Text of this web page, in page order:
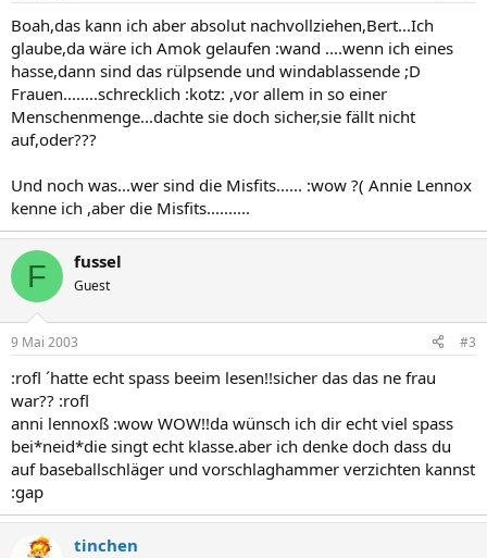
Boah,das kann ich aber absolut nachvollziehen,Bert...Ich
glaube,da wäre ich Amok gelaufen :wand ....wenn ich eines
hasse,dann sind das rülpsende und windablassende ;D
Frauen........schrecklich :kotz: ,vor allem in so einer
Menschenmenge...dachte sie doch sicher,sie fällt nicht
auf,oder???
Und noch was...wer sind die Misfits...... :wow ?( Annie Lennox
kenne ich ,aber die Misfits..........
F fussel
Guest
9 Mai 2003 #3
:rofl ´hatte echt spass beeim lesen!!sicher das das ne frau
war?? :rofl
anni lennoxß :wow WOW!!da wünsch ich dir echt viel spass
bei*neid*die singt echt klasse.aber ich denke doch dass du
auf baseballschläger und vorschlaghammer verzichten kannst
:gap
tinchen